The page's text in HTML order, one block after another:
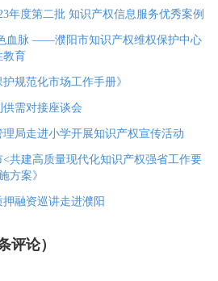
年度第二批 知识产权信息服务优秀案例
血脉 ——濮阳市知识产权维权保护中心
教育
规范化市场工作手册》
需对接座谈会
局走进小学开展知识产权宣传活动
共建高质量现代化知识产权强省工作要
方案》
融资巡讲走进濮阳
评论）